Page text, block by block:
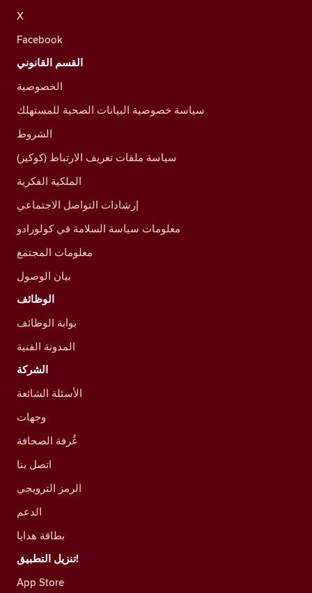
X
Facebook
القسم القانوني
الخصوصية
سياسة خصوصية البيانات الصحية للمستهلك
الشروط
سياسة ملفات تعريف الارتباط (كوكيز)
الملكية الفكرية
إرشادات التواصل الاجتماعي
معلومات سياسة السلامة في كولورادو
معلومات المجتمع
بيان الوصول
الوظائف
بوابة الوظائف
المدونة الفنية
الشركة
الأسئلة الشائعة
وجهات
غُرفة الصحافة
اتصل بنا
الرمز الترويجي
الدعم
بطاقة هدايا
تنزيل التطبيق!
App Store